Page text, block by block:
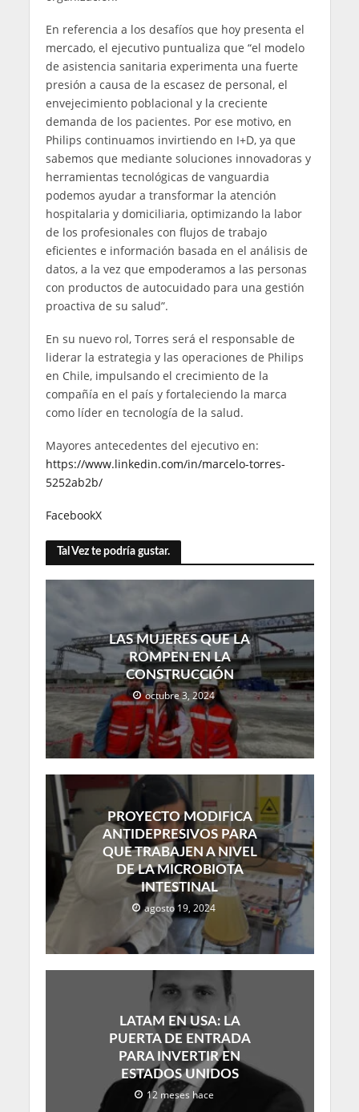
En referencia a los desafíos que hoy presenta el
mercado, el ejecutivo puntualiza que “el modelo
de asistencia sanitaria experimenta una fuerte
presión a causa de la escasez de personal, el
envejecimiento poblacional y la creciente
demanda de los pacientes. Por ese motivo, en
Philips continuamos invirtiendo en I+D, ya que
sabemos que mediante soluciones innovadoras y
herramientas tecnológicas de vanguardia
podemos ayudar a transformar la atención
hospitalaria y domiciliaria, optimizando la labor
de los profesionales con flujos de trabajo
eficientes e información basada en el análisis de
datos, a la vez que empoderamos a las personas
con productos de autocuidado para una gestión
proactiva de su salud”.
En su nuevo rol, Torres será el responsable de
liderar la estrategia y las operaciones de Philips
en Chile, impulsando el crecimiento de la
compañía en el país y fortaleciendo la marca
como líder en tecnología de la salud.
Mayores antecedentes del ejecutivo en:
https://www.linkedin.com/in/marcelo-torres-
5252ab2b/
FacebookX
Tal Vez te podría gustar.
LAS MUJERES QUE LA
ROMPEN EN LA
CONSTRUCCIÓN
octubre 3, 2024
PROYECTO MODIFICA
ANTIDEPRESIVOS PARA
QUE TRABAJEN A NIVEL
DE LA MICROBIOTA
INTESTINAL
agosto 19, 2024
LATAM EN USA: LA
PUERTA DE ENTRADA
PARA INVERTIR EN
ESTADOS UNIDOS
12 meses hace